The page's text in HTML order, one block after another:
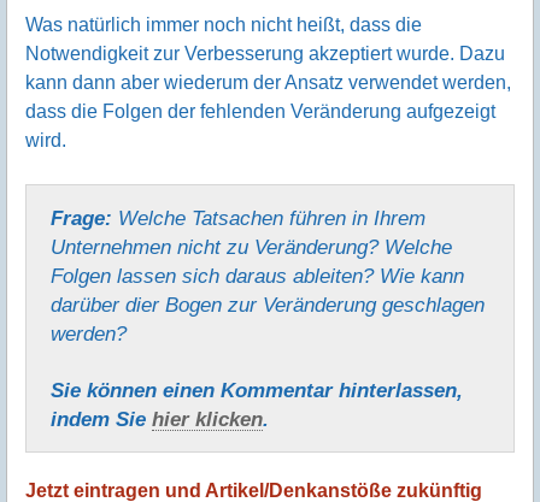
Was natürlich immer noch nicht heißt, dass die
Notwendigkeit zur Verbesserung akzeptiert wurde. Dazu
kann dann aber wiederum der Ansatz verwendet werden,
dass die Folgen der fehlenden Veränderung aufgezeigt
wird.
Frage: Welche Tatsachen führen in Ihrem
Unternehmen nicht zu Veränderung? Welche
Folgen lassen sich daraus ableiten? Wie kann
darüber dier Bogen zur Veränderung geschlagen
werden?
Sie können einen Kommentar hinter­lassen,
indem Sie hier klicken.
Jetzt eintragen und Artikel/Denkanstöße zukünftig